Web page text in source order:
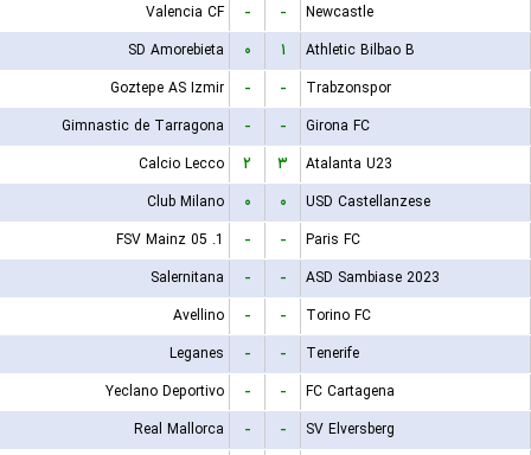
Valencia CF
- -
Newcastle
SD Amorebieta
۰ ۱
Athletic Bilbao B
Goztepe AS Izmir
- -
Trabzonspor
Gimnastic de Tarragona
- -
Girona FC
Calcio Lecco
۲ ۳
Atalanta U23
Club Milano
۰ ۰
USD Castellanzese
1. FSV Mainz 05
- -
Paris FC
Salernitana
- -
ASD Sambiase 2023
Avellino
- -
Torino FC
Leganes
- -
Tenerife
Yeclano Deportivo
- -
FC Cartagena
Real Mallorca
- -
SV Elversberg